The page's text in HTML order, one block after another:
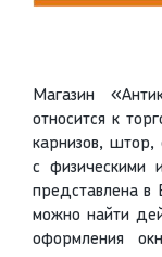
Магазин
относится к
карнизов,
с физическими
представлена в
можно найти
оформления